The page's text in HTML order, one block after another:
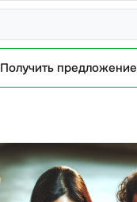
Получить предложение